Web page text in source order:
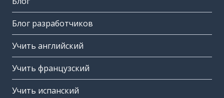
Блог разработчиков
Учить английский
Учить французский
Учить испанский